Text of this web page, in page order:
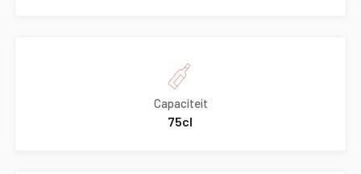
Capaciteit
75cl